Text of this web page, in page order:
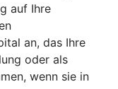
auf Ihre
an, das Ihre
oder als
wenn sie in